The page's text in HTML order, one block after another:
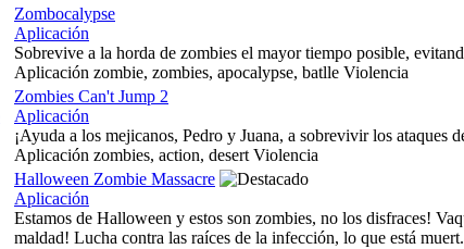
Zombocalypse
Aplicación
Sobrevive a la horda de zombies el mayor tiempo posible,
Aplicación zombie, zombies, apocalypse, batlle Violencia
Zombies Can't Jump 2
Aplicación
¡Ayuda a los mejicanos, Pedro y Juana, a sobrevivir los ataques
Aplicación zombies, action, desert Violencia
Halloween Zombie Massacre
Aplicación
Estamos de Halloween y estos son zombies, no los disfraces!
maldad! Lucha contra las raíces de la infección, lo que está